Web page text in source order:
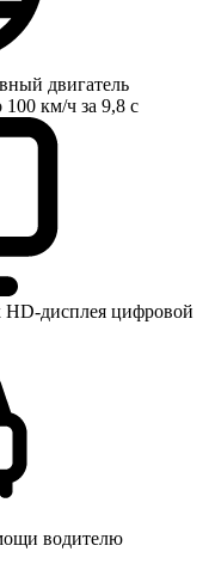
двигатель
км/ч за 9,8 с
HD-дисплея цифровой
водителю